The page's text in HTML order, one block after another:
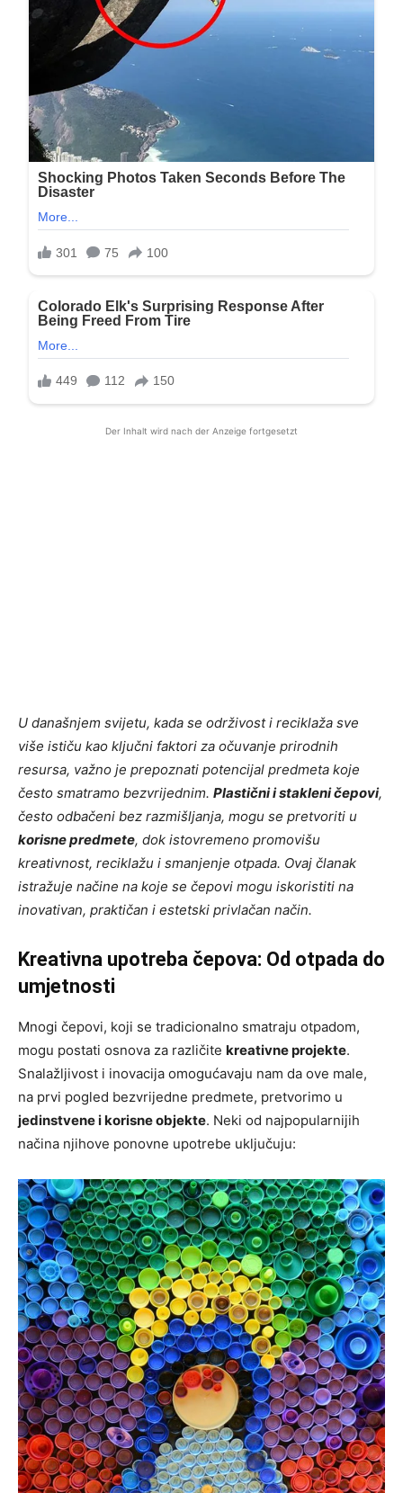
Der Inhalt wird nach der Anzeige fortgesetzt
U današnjem svijetu, kada se održivost i reciklaža sve
više ističu kao ključni faktori za očuvanje prirodnih
resursa, važno je prepoznati potencijal predmeta koje
često smatramo bezvrijednim. Plastični i stakleni čepovi,
često odbačeni bez razmišljanja, mogu se pretvoriti u
korisne predmete, dok istovremeno promovišu
kreativnost, reciklažu i smanjenje otpada. Ovaj članak
istražuje načine na koje se čepovi mogu iskoristiti na
inovativan, praktičan i estetski privlačan način.
Kreativna upotreba čepova: Od otpada do
umjetnosti
Mnogi čepovi, koji se tradicionalno smatraju otpadom,
mogu postati osnova za različite kreativne projekte.
Snalažljivost i inovacija omogućavaju nam da ove male,
na prvi pogled bezvrijedne predmete, pretvorimo u
jedinstvene i korisne objekte. Neki od najpopularnijih
načina njihove ponovne upotrebe uključuju: